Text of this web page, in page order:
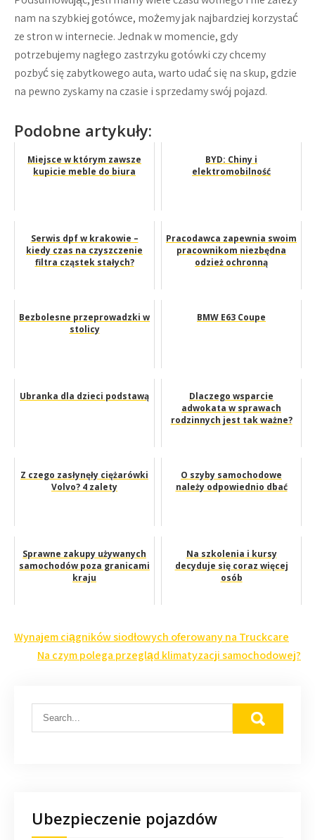
nam na szybkiej gotówce, możemy jak najbardziej korzystać
ze stron w internecie. Jednak w momencie, gdy
potrzebujemy nagłego zastrzyku gotówki czy chcemy
pozbyć się zabytkowego auta, warto udać się na skup, gdzie
na pewno zyskamy na czasie i sprzedamy swój pojazd.
Podobne artykuły:
Miejsce w którym zawsze
kupicie meble do biura
BYD: Chiny i
elektromobilność
Serwis dpf w krakowie –
kiedy czas na czyszczenie
filtra cząstek stałych?
Pracodawca zapewnia swoim
pracownikom niezbędna
odzież ochronną
Bezbolesne przeprowadzki w
stolicy
BMW E63 Coupe
Ubranka dla dzieci podstawą
Dlaczego wsparcie
adwokata w sprawach
rodzinnych jest tak ważne?
Z czego zasłynęły ciężarówki
Volvo? 4 zalety
O szyby samochodowe
należy odpowiednio dbać
Sprawne zakupy używanych
samochodów poza granicami
kraju
Na szkolenia i kursy
decyduje się coraz więcej
osób
Nawigacja
wpisu
Wynajem ciągników siodłowych oferowany na Truckcare
Na czym polega przegląd klimatyzacji samochodowej?
Ubezpieczenie pojazdów